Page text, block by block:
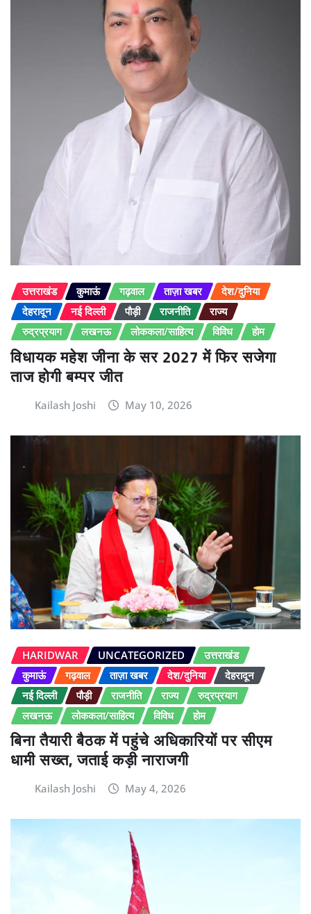
उत्तराखंड कुमाऊं गढ़वाल ताज़ा खबर
देश/दुनिया
देहरादून
नई दिल्ली पौड़ी राजनीति
राज्य
रुद्रप्रयाग
लखनऊ लोककला/साहित्य विविध होम
विधायक महेश जीना के सर 2027 में फिर सजेगा
ताज होगी बम्पर जीत
Kailash Joshi May 10, 2026
HARIDWAR UNCATEGORIZED
उत्तराखंड
कुमाऊं
गढ़वाल ताज़ा खबर देश/दुनिया
देहरादून
नई दिल्ली
पौड़ी राजनीति राज्य
रुद्रप्रयाग
लखनऊ
लोककला/साहित्य विविध होम
बिना तैयारी बैठक में पहुंचे अधिकारियों पर सीएम
धामी सख्त, जताई कड़ी नाराजगी
Kailash Joshi May 4, 2026